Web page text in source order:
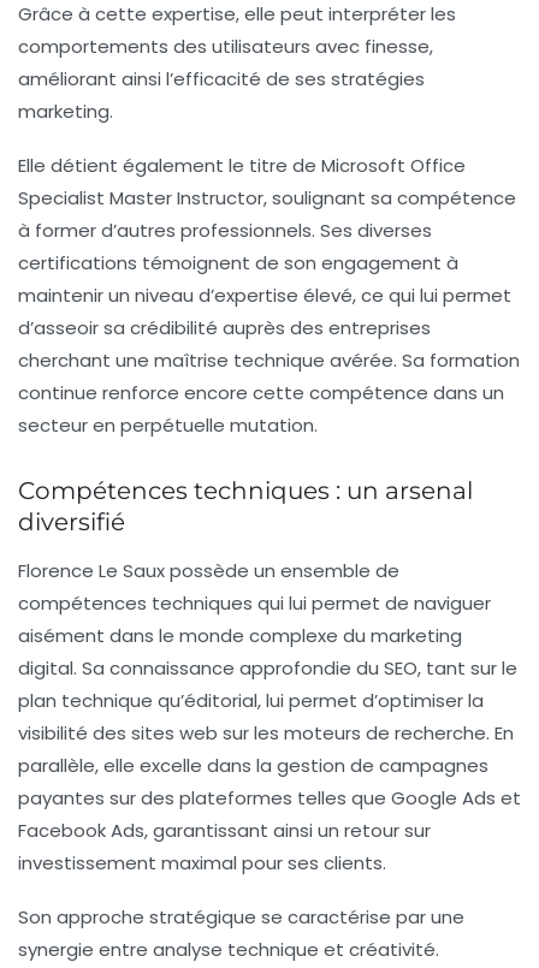
Grâce à cette expertise, elle peut interpréter les
comportements des utilisateurs avec finesse,
améliorant ainsi l’efficacité de ses stratégies
marketing.
Elle détient également le titre de Microsoft Office
Specialist Master Instructor, soulignant sa compétence
à former d’autres professionnels. Ses diverses
certifications témoignent de son engagement à
maintenir un niveau d’expertise élevé, ce qui lui permet
d’asseoir sa crédibilité auprès des entreprises
cherchant une maîtrise technique avérée. Sa formation
continue renforce encore cette compétence dans un
secteur en perpétuelle mutation.
Compétences techniques : un arsenal
diversifié
Florence Le Saux possède un ensemble de
compétences techniques qui lui permet de naviguer
aisément dans le monde complexe du marketing
digital. Sa connaissance approfondie du SEO, tant sur le
plan technique qu’éditorial, lui permet d’optimiser la
visibilité des sites web sur les moteurs de recherche. En
parallèle, elle excelle dans la gestion de campagnes
payantes sur des plateformes telles que Google Ads et
Facebook Ads, garantissant ainsi un retour sur
investissement maximal pour ses clients.
Son approche stratégique se caractérise par une
synergie entre analyse technique et créativité.